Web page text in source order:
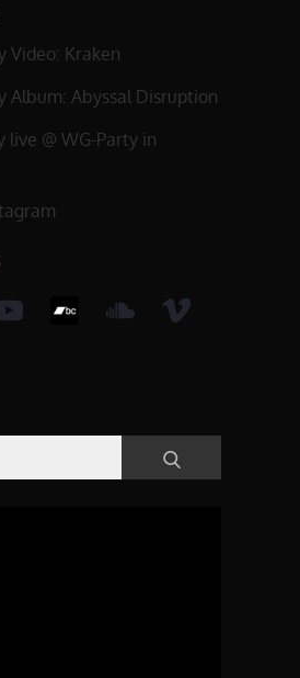
Video: Kraken
Album: Abyssal Disruption
live @ WG-Party in